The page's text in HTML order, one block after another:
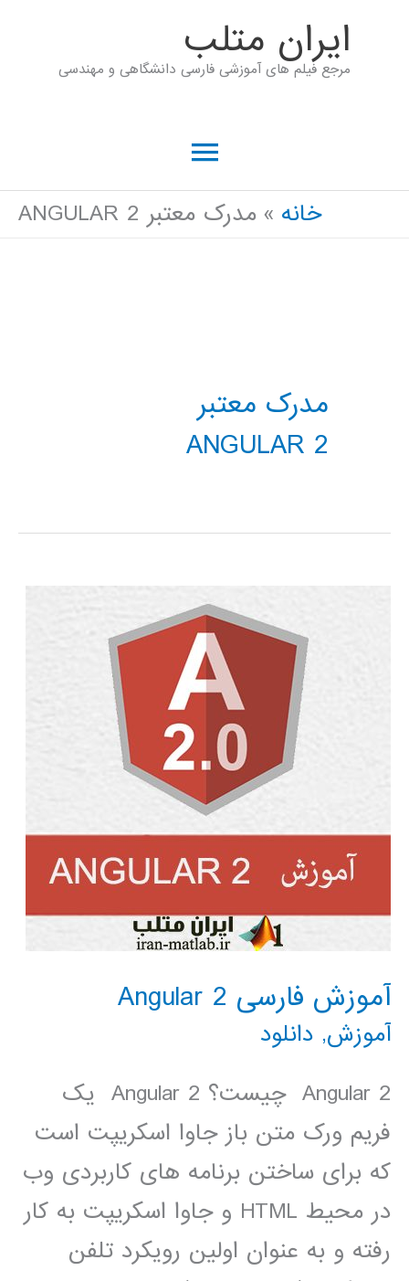
ايران متلب
مرجع فیلم های آموزشی فارسی دانشگاهی و مهندسی
فهرست
اصلی
خانه مدرک معتبر ANGULAR 2
مدرک معتبر
ANGULAR 2
آموزش فارسی Angular 2
آموزش, دانلود
Angular 2 چیست؟ Angular 2 یک
فریم ورک متن باز جاوا اسکریپت است
که برای ساختن برنامه های کاربردی وب
در محیط HTML و جاوا اسکریپت به کار
رفته و به عنوان اولین رویکرد تلفن